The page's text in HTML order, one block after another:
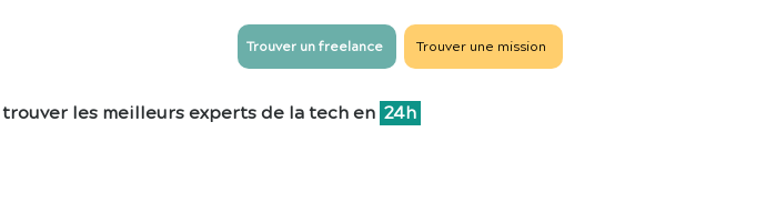
Trouver un freelance Trouver une mission
les meilleurs experts de la tech en 24h